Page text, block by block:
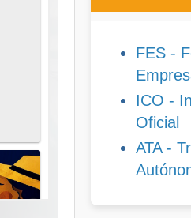
FES -
ICO -
Oficial
ATA -